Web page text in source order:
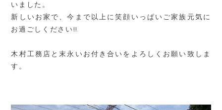
いました。
新しいお家で、今まで以上に笑顔いっぱいご家族元気に
お過ごしください!!
木村工務店と末永いお付き合いをよろしくお願い致しま
す。